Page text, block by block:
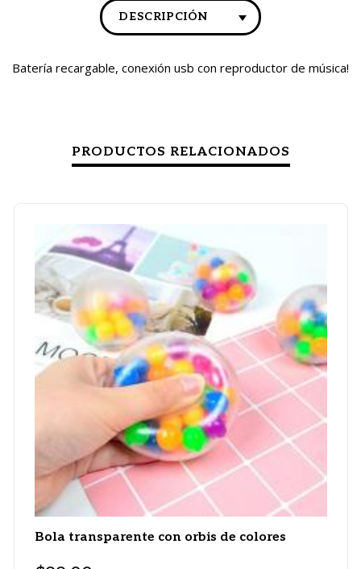
DESCRIPCIÓN
Batería recargable, conexión usb con reproductor de música!
PRODUCTOS RELACIONADOS
Bola transparente con orbis de colores